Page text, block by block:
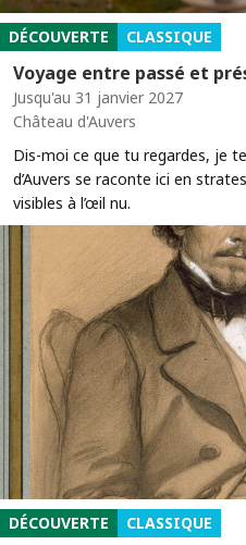
DÉCOUVERTE CLASSIQUE
Voyage entre passé et
Jusqu'au 31 janvier 2027
Château d'Auvers
Dis-moi ce que tu regardes, je
d’Auvers se raconte ici en
visibles à l’œil nu.
DÉCOUVERTE CLASSIQUE